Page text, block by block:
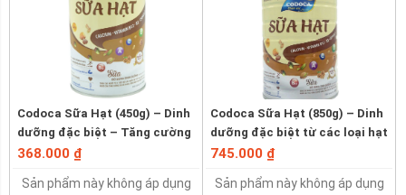
Codoca Sữa Hạt (450g) – Dinh
dưỡng đặc biệt – Tăng cường
sức đề kháng
368.000 ₫
Sản phẩm này không áp dụng
Codoca Sữa Hạt (850g) – Dinh
dưỡng đặc biệt từ các loại hạt
745.000 ₫
Sản phẩm này không áp dụng